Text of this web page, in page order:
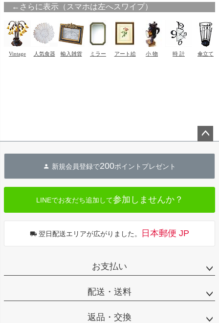
へ
新規会員登録で200ポイントプレゼント
LINEでお友だち追加して参加しませんか？
翌日配送エリアが広がりました。 日本郵便 JP
お支払い
配送・送料
返品・交換